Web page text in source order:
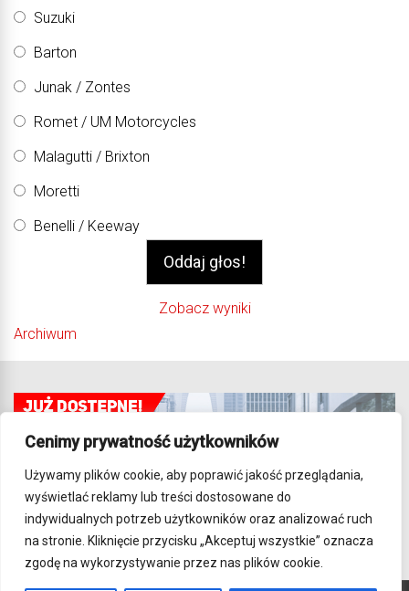
Cenimy prywatność użytkowników
Używamy plików cookie, aby poprawić jakość przeglądania,
wyświetlać reklamy lub treści dostosowane do
indywidualnych potrzeb użytkowników oraz analizować ruch
na stronie. Kliknięcie przycisku „Akceptuj wszystkie” oznacza
zgodę na wykorzystywanie przez nas plików cookie.
Suzuki
Barton
Junak / Zontes
Romet / UM Motorcycles
Malagutti / Brixton
Moretti
Benelli / Keeway
Zobacz wyniki
Archiwum